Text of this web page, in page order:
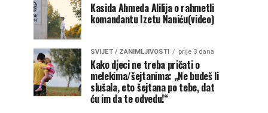
Kasida Ahmeda Alilija o rahmetli
komandantu Izetu Naniću(video)
SVIJET / ZANIMLJIVOSTI prije 3 dana
Kako djeci ne treba pričati o
melekima/šejtanima: „Ne budeš li
slušala, eto šejtana po tebe, dat
ću im da te odvedu!“